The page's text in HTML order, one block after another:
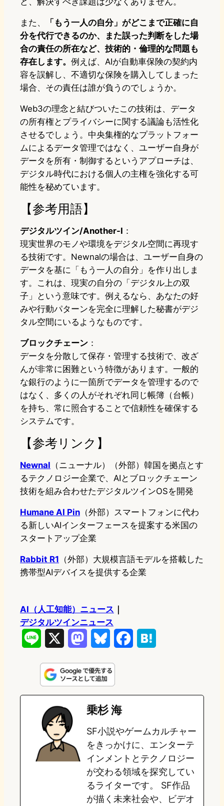
また、
「もう一人の自分」がどこまで正確に自
分を代行できるのか、また誤った判断をした場
合の責任の所在など、技術的・倫理的な問題も
存在します。 例えば、AIが自動車保険の契約内
容を誤解し、不適切な保険を購入してしまった
場合、その責任は誰が負うのでしょうか。
Web3の理念と結びついたこの技術は、データ
の所有権とプライバシーに関する議論も活性化
させるでしょう。中央集権的なプラットフォー
ムによるデータ管理ではなく、ユーザー自身が
データを所有・制御するというアプローチは、
デジタル時代における個人の主権を強化する可
能性を秘めています。
【参考用語】
デジタルツイン/Another-I ：
現実世界のモノや環境をデジタル空間に再現す
る技術です。Newnalの場合は、ユーザー自身の
データを基に「もう一人の自分」を作り出しま
す。これは、現実の自分の「デジタル上の双
子」という意味です。例えるなら、あなたの好
みや行動パターンを完全に理解した秘書がデジ
タル空間にいるようなものです。
ブロックチェーン ：
データを分散して保存・管理する技術で、改ざ
んが非常に困難という特徴があります。一般的
な銀行のように一箇所でデータを管理するので
はなく、多くの人がそれぞれ同じ帳簿（台帳）
を持ち、常に照合することで信頼性を確保する
システムです。
【参考リンク】
Newnal （ニューナル）（外部）韓国を拠点とす
るテクノロジー企業で、AIとブロックチェーン
技術を組み合わせたデジタルツインOSを開発
Humane AI Pin （外部）スマートフォンに代わ
る新しいAIインターフェースを提案する米国の
スタートアップ企業
Rabbit R1 （外部）大規模言語モデルを搭載した
携帯型AIデバイスを提供する企業
AI（人工知能）ニュース
デジタルツインニュース
n
e
s
t
o
d
o
n
u
e
s
k
y
e
o
o
k
e
a
乗杉 海
SF小説やゲームカルチャー
をきっかけに、エンターテ
インメントとテクノロジー
が交わる領域を探究してい
るライターです。 SF作品
が描く未来社会や、ビデオ